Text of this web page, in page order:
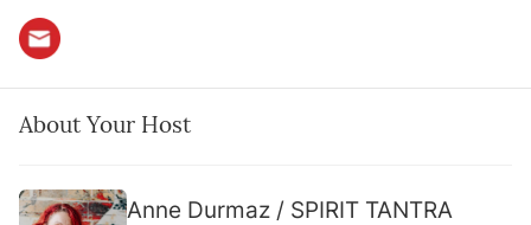
About Your Host
Anne Durmaz / SPIRIT TANTRA